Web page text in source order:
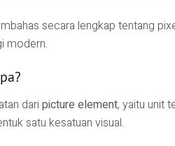
secara lengkap tentang
modern.
dari picture element, yaitu unit
satu kesatuan visual.